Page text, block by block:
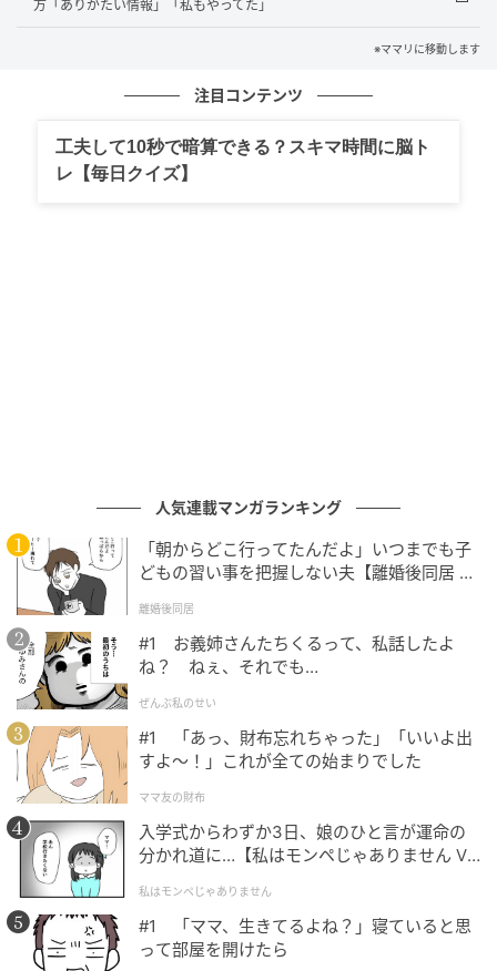
著者：n_hatori
ママリ
方「ありがたい情報」「私もやってた」
※ママリに移動します
注目コンテンツ
工夫して10秒で暗算できる？スキマ時間に脳ト
レ【毎日クイズ】
人気連載マンガランキング
「朝からどこ行ってたんだよ」いつまでも子
どもの習い事を把握しない夫【離婚後同居 Vo
離婚後同居
#1 お義姉さんたちくるって、私話したよ
ね？ ねぇ、それでも…
ぜんぶ私のせい
#1 「あっ、財布忘れちゃった」「いいよ出
すよ〜！」これが全ての始まりでした
ママ友の財布
入学式からわずか3日、娘のひと言が運命の
分かれ道に…【私はモンペじゃありません Vo
私はモンペじゃありません
#1 「ママ、生きてるよね？」寝ていると思
って部屋を開けたら